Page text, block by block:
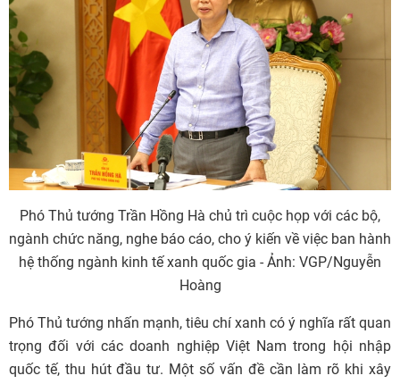
Phó Thủ tướng Trần Hồng Hà chủ trì cuộc họp với các bộ,
ngành chức năng, nghe báo cáo, cho ý kiến về việc ban hành
hệ thống ngành kinh tế xanh quốc gia - Ảnh: VGP/Nguyễn
Hoàng
Phó Thủ tướng nhấn mạnh, tiêu chí xanh có ý nghĩa rất quan
trọng đối với các doanh nghiệp Việt Nam trong hội nhập
quốc tế, thu hút đầu tư. Một số vấn đề cần làm rõ khi xây